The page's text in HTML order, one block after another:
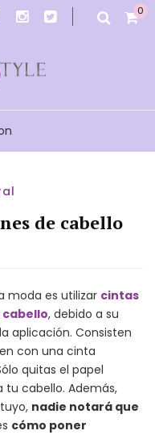
0
de cabello
moda es utilizar cintas
, debido a su
aplicación. Consisten
con una cinta
quitas el papel
tu cabello. Además,
nadie notará que
cómo poner